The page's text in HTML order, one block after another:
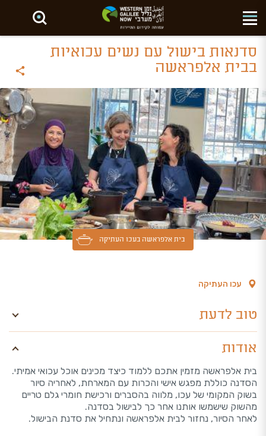
חפש באתר
סדנאות בישול עם נשים עכואיות
בבית אלפראשה
בית אלפראשה בעכו העתיקה
עכו העתיקה
טוב לדעת
אודות
בית אלפראשה מזמין אתכם ללמוד כיצד מכינים אוכל עכואי אמיתי.
הסדנה כוללת מפגש אישי והכרות עם המארחת, לאחריה סיור
בשוק המקומי של עכו, מלווה בהסברים ורכישת חומרי גלם טריים
מהשוק שישמשו אותנו אחר כך לבישול בסדנה.
לאחר הסיור, נחזור לבית אלפראשה ונתחיל את סדנת הבישול.